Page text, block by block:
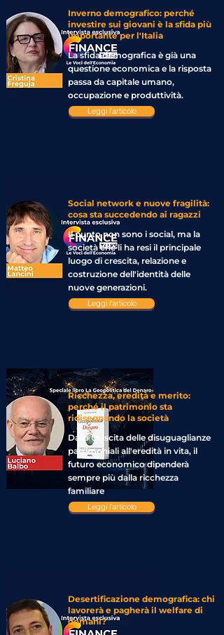
Inverno demografico: perché
investire sui giovani è la sfida più
importante per l'Italia
La sfida demografica è già una
questione economica e la risposta
passa da capitale umano,
occupazione e produttività.
Leggi l'articolo
Social network e nuove fragilità:
cosa sta succedendo ai ragazzi
Il punto non sono i social, ma la
società che li ha resi il principale
luogo di crescita, relazione e
costruzione dell'identità delle
nuove generazioni.
Leggi l'articolo
Ricchezza, eredità e merito:
perché il patrimonio sta
ridisegnando la società
Dalla crescita delle disuguaglianze
patrimoniali all'eredità in vita, il
futuro economico dipenderà
sempre più dalla ricchezza
familiare
Leggi l'articolo
Desertificazione demografica: chi
lavorerà e pagherà il welfare di
domani?